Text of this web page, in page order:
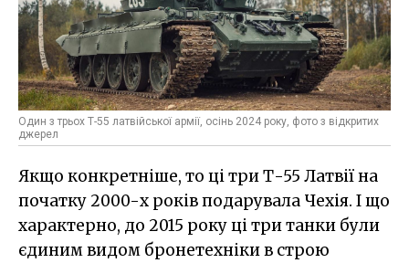
Один з трьох Т-55 латвійської армії, осінь 2024 року, фото з відкритих
джерел
Якщо конкретніше, то ці три Т-55 Латвії на
початку 2000-х років подарувала Чехія. І що
характерно, до 2015 року ці три танки були
єдиним видом бронетехніки в строю